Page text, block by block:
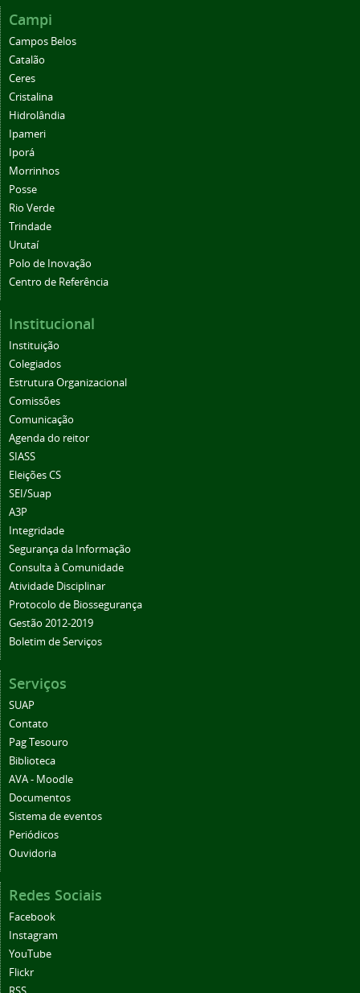
Campi
Campos Belos
Catalão
Ceres
Cristalina
Hidrolândia
Ipameri
Iporá
Morrinhos
Posse
Rio Verde
Trindade
Urutaí
Polo de Inovação
Centro de Referência
Institucional
Instituição
Colegiados
Estrutura Organizacional
Comissões
Comunicação
Agenda do reitor
SIASS
Eleições CS
SEI/Suap
A3P
Integridade
Segurança da Informação
Consulta à Comunidade
Atividade Disciplinar
Protocolo de Biossegurança
Gestão 2012-2019
Boletim de Serviços
Serviços
SUAP
Contato
Pag Tesouro
Biblioteca
AVA - Moodle
Documentos
Sistema de eventos
Periódicos
Ouvidoria
Redes Sociais
Facebook
Instagram
YouTube
Flickr